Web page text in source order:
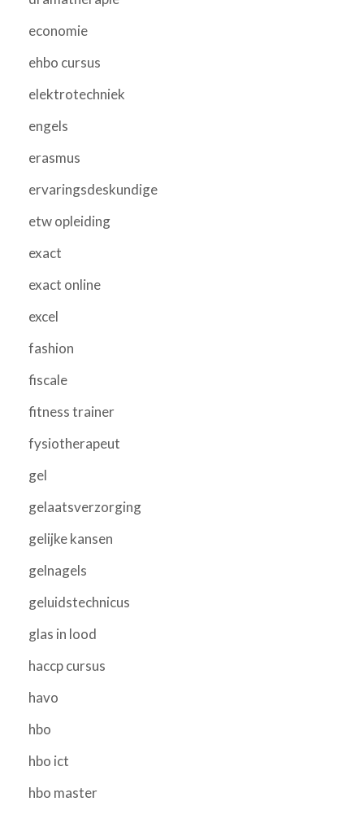
economie
ehbo cursus
elektrotechniek
engels
erasmus
ervaringsdeskundige
etw opleiding
exact
exact online
excel
fashion
fiscale
fitness trainer
fysiotherapeut
gel
gelaatsverzorging
gelijke kansen
gelnagels
geluidstechnicus
glas in lood
haccp cursus
havo
hbo
hbo ict
hbo master